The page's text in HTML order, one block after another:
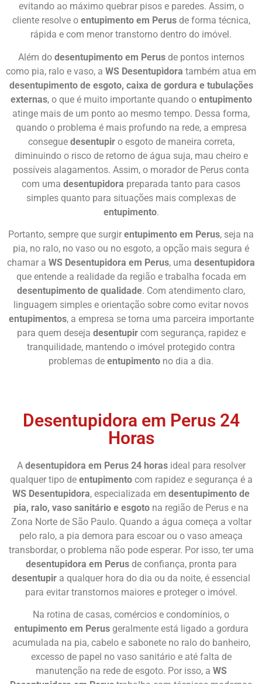
evitando ao máximo quebrar pisos e paredes. Assim, o
cliente resolve o entupimento em Perusde forma técnica,
rápida e com menor transtorno dentro do imóvel.
Além do desentupimento em Perusde pontos internos
como pia, ralo e vaso, a WS Desentupidora também atua em
desentupimento de esgoto, caixa de gordura e tubulações
externas, o que é muito importante quando o entupimento
atinge mais de um ponto ao mesmo tempo. Dessa forma,
quando o problema é mais profundo na rede, a empresa
consegue desentupiro esgoto de maneira correta,
diminuindo o risco de retorno de água suja, mau cheiro e
possíveis alagamentos. Assim, o morador de Perus conta
com uma desentupidora preparada tanto para casos
simples quanto para situações mais complexas de
entupimento.
Portanto, sempre que surgir entupimento em Perus, seja na
pia, no ralo, no vaso ou no esgoto, a opção mais segura é
chamar a WS Desentupidora em Perus, uma desentupidora
que entende a realidade da região e trabalha focada em
desentupimento de qualidade. Com atendimento claro,
linguagem simples e orientação sobre como evitar novos
entupimentos, a empresa se torna uma parceira importante
para quem deseja desentupircom segurança, rapidez e
tranquilidade, mantendo o imóvel protegido contra
problemas de entupimento no dia a dia.
Desentupidora em Perus 24
Horas
A desentupidora em Perus 24 horasideal para resolver
qualquer tipo de entupimentocom rapidez e segurança é a
WS Desentupidora, especializada em desentupimento de
pia, ralo, vaso sanitário e esgoto na região de Perus e na
Zona Norte de São Paulo. Quando a água começa a voltar
pelo ralo, a pia demora para escoar ou o vaso ameaça
transbordar, o problema não pode esperar. Por isso, ter uma
desentupidora em Perusde confiança, pronta para
desentupir a qualquer hora do dia ou da noite, é essencial
para evitar transtornos maiores e proteger o imóvel.
Na rotina de casas, comércios e condomínios, o
entupimento em Perusgeralmente está ligado a gordura
acumulada na pia, cabelo e sabonete no ralo do banheiro,
excesso de papel no vaso sanitário e até falta de
manutenção na rede de esgoto. Por isso, a WS